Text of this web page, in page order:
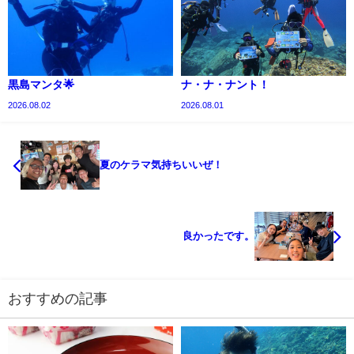
黒島マンタ🌟
2026.08.02
ナ・ナ・ナント！
2026.08.01
夏のケラマ気持ちいいぜ！
良かったです。
おすすめの記事